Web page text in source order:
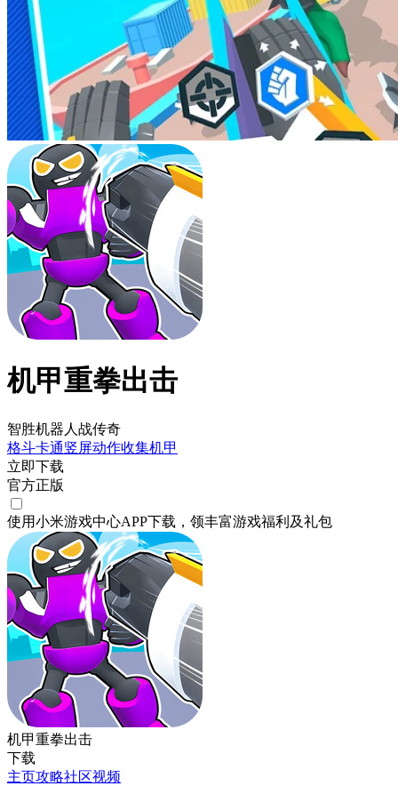
机甲重拳出击
智胜机器人战传奇
格斗卡通竖屏动作收集机甲
立即下载
官方正版
使用小米游戏中心APP下载 ，领丰富游戏福利 及礼包
机甲重拳出击
下载
主页攻略社区视频